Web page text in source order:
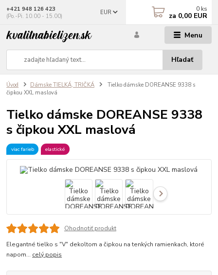
Menu
EUR
Hľadať
+421 948 126 423
(Po.-Pi. 10.00 - 15.00)
0 ks
za 0,00 EUR
Úvod Dámske TIELKÁ, TRIČKÁ
Tielko dámske DOREANSE 9338 s
čipkou XXL maslová
Tielko dámske DOREANSE 9338
s čipkou XXL maslová
viac farieb elastické
Ohodnotiť produkt
Elegantné tielko s "V" dekoltom a čipkou na tenkých ramienkach, ktoré
napom... celý popis